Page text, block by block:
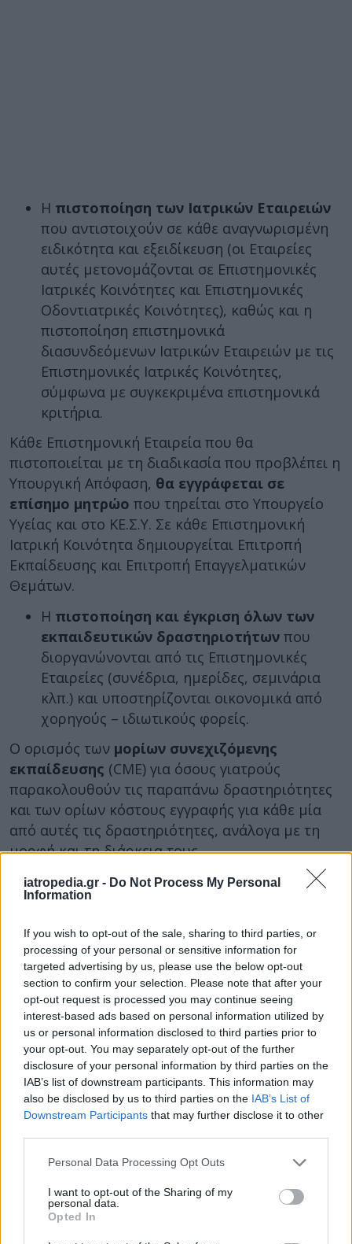
iatropedia.gr - Do Not Process My Personal
Information
If you wish to opt-out of the sale, sharing to third parties, or
processing of your personal or sensitive information for
targeted advertising by us, please use the below opt-out
section to confirm your selection. Please note that after your
opt-out request is processed you may continue seeing
interest-based ads based on personal information utilized by
us or personal information disclosed to third parties prior to
your opt-out. You may separately opt-out of the further
disclosure of your personal information by third parties on the
IAB’s list of downstream participants. This information may
also be disclosed by us to third parties on the IAB’s List of
Downstream Participants that may further disclose it to other
Personal Data Processing Opt Outs
I want to opt-out of the Sharing of my
personal data.
Opted In
Η πιστοποίηση των Ιατρικών Εταιρειών
που αντιστοιχούν σε κάθε αναγνωρισμένη
ειδικότητα και εξειδίκευση (οι Εταιρείες
αυτές μετονομάζονται σε Επιστημονικές
Ιατρικές Κοινότητες και Επιστημονικές
Οδοντιατρικές Κοινότητες), καθώς και η
πιστοποίηση επιστημονικά
διασυνδεόμενων Ιατρικών Εταιρειών με τις
Επιστημονικές Ιατρικές Κοινότητες,
σύμφωνα με συγκεκριμένα επιστημονικά
κριτήρια.
Κάθε Επιστημονική Εταιρεία που θα
πιστοποιείται με τη διαδικασία που προβλέπει η
Υπουργική Απόφαση, θα εγγράφεται σε
επίσημο μητρώο που τηρείται στο Υπουργείο
Υγείας και στο ΚΕ.Σ.Υ. Σε κάθε Επιστημονική
Ιατρική Κοινότητα δημιουργείται Επιτροπή
Εκπαίδευσης και Επιτροπή Επαγγελματικών
Θεμάτων.
Η πιστοποίηση και έγκριση όλων των
εκπαιδευτικών δραστηριοτήτων που
διοργανώνονται από τις Επιστημονικές
Εταιρείες (συνέδρια, ημερίδες, σεμινάρια
κλπ.) και υποστηρίζονται οικονομικά από
χορηγούς – ιδιωτικούς φορείς.
Ο ορισμός των μορίων συνεχιζόμενης
εκπαίδευσης (CME) για όσους γιατρούς
παρακολουθούν τις παραπάνω δραστηριότητες
και των ορίων κόστους εγγραφής για κάθε μία
από αυτές τις δραστηριότητες, ανάλογα με τη
μορφή και τη διάρκεια τους.
Οκαθορισμός αυστηρού πλαισίου για τη
διοργάνωση συνεδρίω
συμμετοχή των ιατρών σε αυτά.
Θεσπίζονται σαφείς κανόνεςπου αφορούν
στη διάρκεια των συνεδρίων, στο ύψος των
χορηγιών, καθώς επίσης και στη διαδικασία
επιλογής των ιατρών για την
παρακολούθηση συνεδρίων, με τις
Επιστημονικές Κοινότητες να
διαδραματίζουν σαφή ρόλο
διαμεσολάβησης μεταξύ χορηγών και
ιατρών και με σαφή κριτήρια για την
σχετικό με τηδιαδικασία χρηματοδότησης
των συνεδρίων
των γραφείων διοργάνωσης.